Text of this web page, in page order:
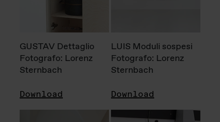
GUSTAV Dettaglio
Fotografo: Lorenz
Sternbach
Download
LUIS Moduli sospesi
Fotografo: Lorenz
Sternbach
Download